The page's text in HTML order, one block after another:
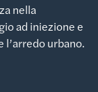
nella
ad iniezione e
l’arredo urbano.